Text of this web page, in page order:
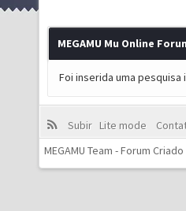
MEGAMU Mu Online
Foi inserida uma
Subir Lite mode
MEGAMU Team - Forum